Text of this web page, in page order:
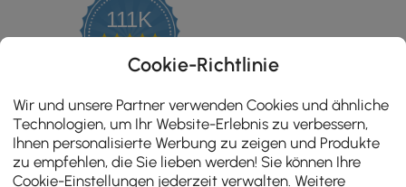
111K
4.8
star
rating
ZERTIFIZIERTE BEWERTUNGEN
Cookie-Richtlinie
Wir und unsere Partner verwenden Cookies und ähnliche
Technologien, um Ihr Website-Erlebnis zu verbessern,
Ihnen personalisierte Werbung zu zeigen und Produkte
zu empfehlen, die Sie lieben werden! Sie können Ihre
Cookie-Einstellungen jederzeit verwalten. Weitere